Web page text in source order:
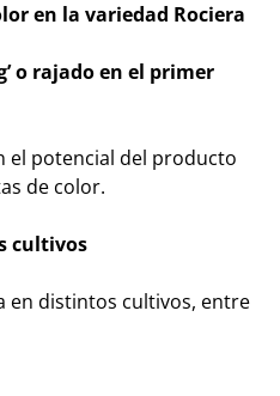
en la variedad Rociera
o rajado en el primer
el potencial del producto
de color.
cultivos
en distintos cultivos, entre